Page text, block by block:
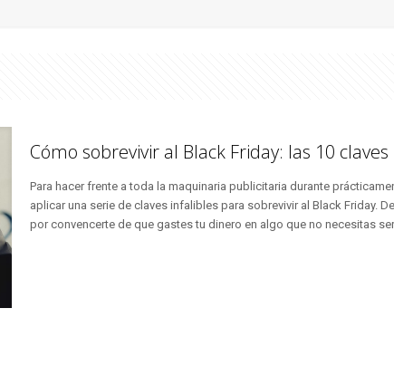
Cómo sobrevivir al Black Friday: las 10
Para hacer frente a toda la maquinaria publicitaria durante
aplicar una serie de claves infalibles para sobrevivir al Black Friday.
por convencerte de que gastes tu dinero en algo que no necesitas